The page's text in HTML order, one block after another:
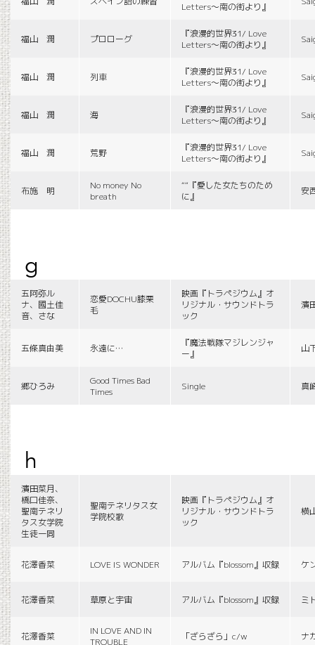
Letters〜南の街より』
福山 潤 プロローグ
『浪漫的世界31/ Love
Letters〜南の街より』
福山 潤 列車
『浪漫的世界31/ Love
Letters〜南の街より』
福山 潤 海
『浪漫的世界31/ Love
Letters〜南の街より』
福山 潤 荒野
『浪漫的世界31/ Love
Letters〜南の街より』
布施 明
No money No
breath
““『愛した女たちのため
に』
安
g
五阿弥ル
ナ、國土佳
音、さな
恋愛DOCHU膝栗
毛
映画『トラペジウム』オ
リジナル・サウンドトラ
ック
濱
五條真由美 永遠に…
『魔法戦隊マジレンジャ
ー』
山
郷ひろみ
Good Times Bad
Times
Single 真
h
濱田菜月、
橋口佳奈、
聖南テネリ
タス女学院
生徒一同
聖南テネリタス女
学院校歌
映画『トラペジウム』オ
リジナル・サウンドトラ
ック
横
花澤香菜 LOVE IS WONDER アルバム『blossom』収録 ケ
花澤香菜 草原と宇宙 アルバム『blossom』収録 ミ
花澤香菜
IN LOVE AND IN
TROUBLE
「ざらざら」c/w ナ